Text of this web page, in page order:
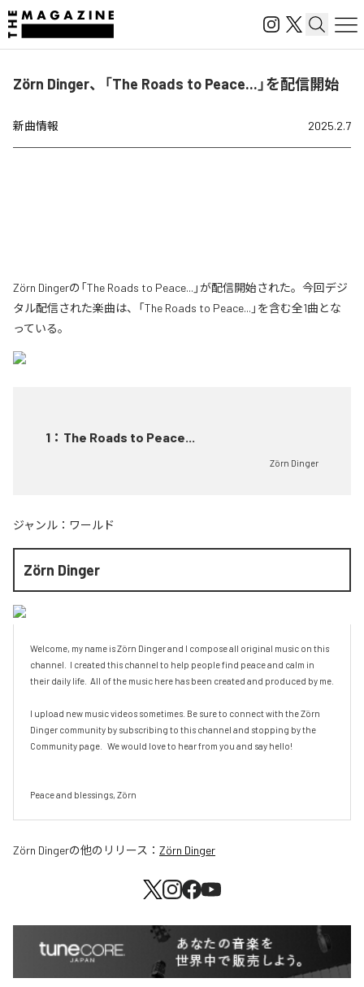
Zörn Dinger、「The Roads to Peace...」を配信開始
新曲情報 2025.2.7
Zörn Dingerの「The Roads to Peace...」が配信開始された。今回デジ
タル配信された楽曲は、「The Roads to Peace...」を含む全1曲とな
っている。
1 ： The Roads to Peace...
Zörn Dinger
ジャンル： ワールド
Zörn Dinger
Welcome, my name is Zörn Dinger and I compose all original music on this
channel.  I created this channel to help people find peace and calm in
their daily life.  All of the music here has been created and produced by me.
I upload new music videos sometimes. Be sure to connect with the Zörn
Dinger community by subscribing to this channel and stopping by the
Community page.   We would love to hear from you and say hello!
Peace and blessings, Zörn
Zörn Dingerの他のリリース： Zörn Dinger